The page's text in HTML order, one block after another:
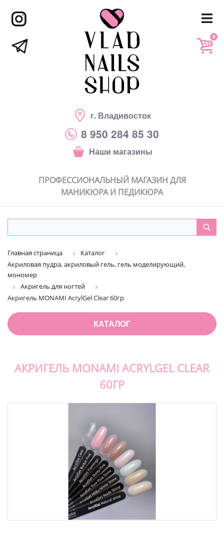
г. Владивосток
8 950 284 85 30
Наши магазины
0
ПРОФЕССИОНАЛЬНЫЙ МАГАЗИН ДЛЯ
МАНИКЮРА И ПЕДИКЮРА
Главная страница
Каталог
Акриловая пудра, акриловый гель, гель моделирующий,
мономер
Акригель для ногтей
Акригель MONAMI AcrylGel Clear 60гр
КАТАЛОГ
АКРИГЕЛЬ MONAMI ACRYLGEL CLEAR
60ГР